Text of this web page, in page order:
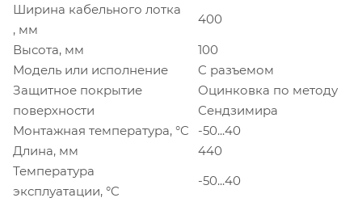
Ширина кабельного лотка
, мм
400
Высота, мм
100
Модель или исполнение
C разъемом
Защитное покрытие
поверхности
Оцинковка по методу
Сендзимира
Монтажная температура, °C
-50...40
Длина, мм
440
Температура
эксплуатации, °C
-50...40